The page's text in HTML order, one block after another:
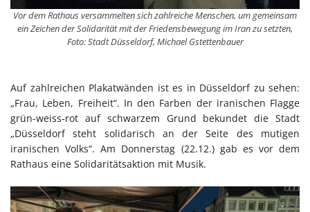
Vor dem Rathaus versammelten sich zahlreiche Menschen, um gemeinsam
ein Zeichen der Solidarität mit der Friedensbewegung im Iran zu setzten,
Foto: Stadt Düsseldorf, Michael Gstettenbauer
Auf zahlreichen Plakatwänden ist es in Düsseldorf zu sehen:
„Frau, Leben, Freiheit“. In den Farben der iranischen Flagge
grün-weiss-rot auf schwarzem Grund bekundet die Stadt
„Düsseldorf steht solidarisch an der Seite des mutigen
iranischen Volks“. Am Donnerstag (22.12.) gab es vor dem
Rathaus eine Solidaritätsaktion mit Musik.